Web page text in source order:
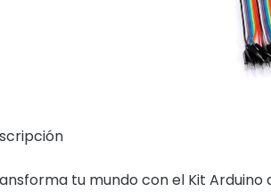
tu mundo con el Kit